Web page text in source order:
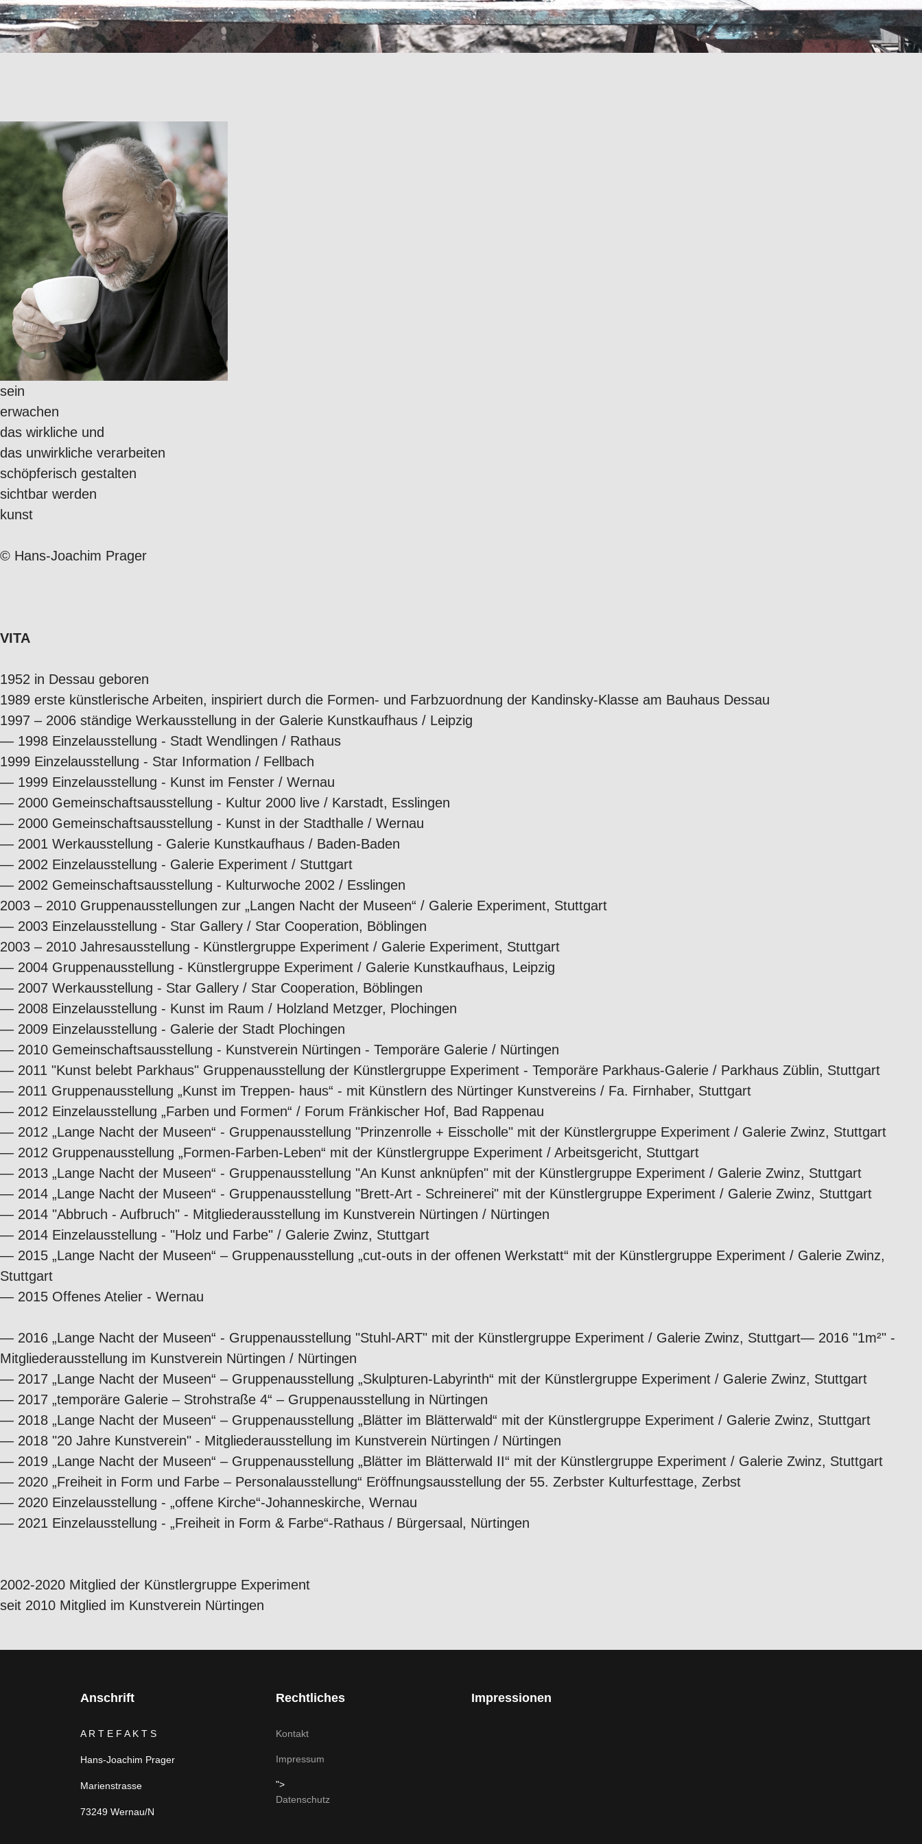
sein
erwachen
das wirkliche und
das unwirkliche verarbeiten
schöpferisch gestalten
sichtbar werden
kunst
© Hans-Joachim Prager
VITA
1952 in Dessau geboren
1989 erste künstlerische Arbeiten, inspiriert durch die Formen- und Farbzuordnung der Kandinsky-Klasse am Bauhaus Dessau
1997 – 2006 ständige Werkausstellung in der Galerie Kunstkaufhaus / Leipzig
— 1998 Einzelausstellung - Stadt Wendlingen / Rathaus
1999 Einzelausstellung - Star Information / Fellbach
— 1999 Einzelausstellung - Kunst im Fenster / Wernau
— 2000 Gemeinschaftsausstellung - Kultur 2000 live / Karstadt, Esslingen
— 2000 Gemeinschaftsausstellung - Kunst in der Stadthalle / Wernau
— 2001 Werkausstellung - Galerie Kunstkaufhaus / Baden-Baden
— 2002 Einzelausstellung - Galerie Experiment / Stuttgart
— 2002 Gemeinschaftsausstellung - Kulturwoche 2002 / Esslingen
2003 – 2010 Gruppenausstellungen zur „Langen Nacht der Museen“ / Galerie Experiment, Stuttgart
— 2003 Einzelausstellung - Star Gallery / Star Cooperation, Böblingen
2003 – 2010 Jahresausstellung - Künstlergruppe Experiment / Galerie Experiment, Stuttgart
— 2004 Gruppenausstellung - Künstlergruppe Experiment / Galerie Kunstkaufhaus, Leipzig
— 2007 Werkausstellung - Star Gallery / Star Cooperation, Böblingen
— 2008 Einzelausstellung - Kunst im Raum / Holzland Metzger, Plochingen
— 2009 Einzelausstellung - Galerie der Stadt Plochingen
— 2010 Gemeinschaftsausstellung - Kunstverein Nürtingen - Temporäre Galerie / Nürtingen
— 2011 "Kunst belebt Parkhaus" Gruppenausstellung der Künstlergruppe Experiment - Temporäre Parkhaus-Galerie / Parkhaus Züblin, Stuttgart
— 2011 Gruppenausstellung „Kunst im Treppen- haus“ - mit Künstlern des Nürtinger Kunstvereins / Fa. Firnhaber, Stuttgart
— 2012 Einzelausstellung „Farben und Formen“ / Forum Fränkischer Hof, Bad Rappenau
— 2012 „Lange Nacht der Museen“ - Gruppenausstellung "Prinzenrolle + Eisscholle" mit der Künstlergruppe Experiment / Galerie Zwinz, Stuttgart
— 2012 Gruppenausstellung „Formen-Farben-Leben“ mit der Künstlergruppe Experiment / Arbeitsgericht, Stuttgart
— 2013 „Lange Nacht der Museen“ - Gruppenausstellung "An Kunst anknüpfen" mit der Künstlergruppe Experiment / Galerie Zwinz, Stuttgart
— 2014 „Lange Nacht der Museen“ - Gruppenausstellung "Brett-Art - Schreinerei" mit der Künstlergruppe Experiment / Galerie Zwinz, Stuttgart
— 2014 "Abbruch - Aufbruch" - Mitgliederausstellung im Kunstverein Nürtingen / Nürtingen
— 2014 Einzelausstellung - "Holz und Farbe" / Galerie Zwinz, Stuttgart
— 2015 „Lange Nacht der Museen“ – Gruppenausstellung „cut-outs in der offenen Werkstatt“ mit der Künstlergruppe Experiment / Galerie Zwinz,
Stuttgart
— 2015 Offenes Atelier - Wernau
— 2016 „Lange Nacht der Museen“ - Gruppenausstellung "Stuhl-ART" mit der Künstlergruppe Experiment / Galerie Zwinz, Stuttgart— 2016 "1m²" -
Mitgliederausstellung im Kunstverein Nürtingen / Nürtingen
— 2017 „Lange Nacht der Museen“ – Gruppenausstellung „Skulpturen-Labyrinth“ mit der Künstlergruppe Experiment / Galerie Zwinz, Stuttgart
— 2017 „temporäre Galerie – Strohstraße 4“ – Gruppenausstellung in Nürtingen
— 2018 „Lange Nacht der Museen“ – Gruppenausstellung „Blätter im Blätterwald“ mit der Künstlergruppe Experiment / Galerie Zwinz, Stuttgart
— 2018 "20 Jahre Kunstverein" - Mitgliederausstellung im Kunstverein Nürtingen / Nürtingen
— 2019 „Lange Nacht der Museen“ – Gruppenausstellung „Blätter im Blätterwald II“ mit der Künstlergruppe Experiment / Galerie Zwinz, Stuttgart
— 2020 „Freiheit in Form und Farbe – Personalausstellung“ Eröffnungsausstellung der 55. Zerbster Kulturfesttage, Zerbst
— 2020 Einzelausstellung - „offene Kirche“-Johanneskirche, Wernau
— 2021 Einzelausstellung - „Freiheit in Form & Farbe“-Rathaus / Bürgersaal, Nürtingen
2002-2020 Mitglied der Künstlergruppe Experiment
seit 2010 Mitglied im Kunstverein Nürtingen
Anschrift
A R T E F A K T S
Hans-Joachim Prager
Marienstrasse
73249 Wernau/N
Rechtliches
Kontakt
Impressum
">
Datenschutz
Impressionen